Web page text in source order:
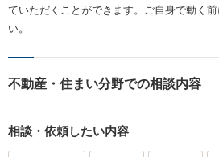
ていただくことができます。ご自身で動く
い。
不動産・住まい分野での相談内容
相談・依頼したい内容